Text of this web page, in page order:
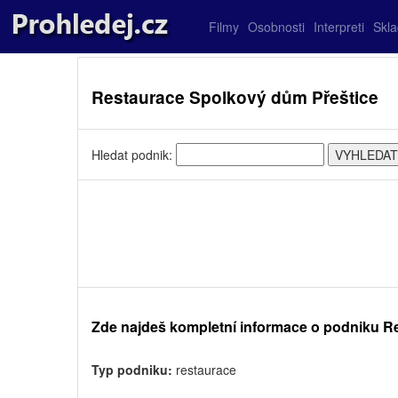
Filmy Osobnosti Interpreti
Restaurace Spolkový dům Přeštice
Hledat podnik:
Zde najdeš kompletní informace o podniku
Typ podniku: restaurace